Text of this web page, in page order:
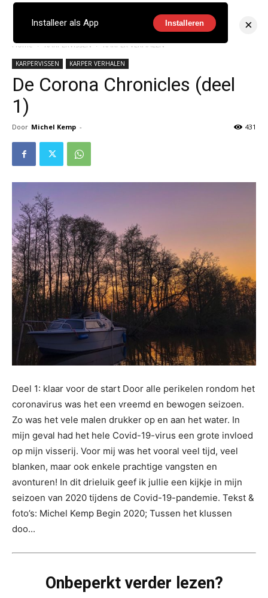
Home KARPERVISSEN KARPER VERHALEN
KARPERVISSEN KARPER VERHALEN
De Corona Chronicles (deel
1)
Door Michel Kemp - 431
Deel 1: klaar voor de start Door alle perikelen rondom het
coronavirus was het een vreemd en bewogen seizoen.
Zo was het vele malen drukker op en aan het water. In
mijn geval had het hele Covid-19-virus een grote invloed
op mijn visserij. Voor mij was het vooral veel tijd, veel
blanken, maar ook enkele prachtige vangsten en
avonturen! In dit drieluik geef ik jullie een kijkje in mijn
seizoen van 2020 tijdens de Covid-19-pandemie. Tekst &
foto’s: Michel Kemp Begin 2020; Tussen het klussen
doo...
Onbeperkt verder lezen?
Installeer als App Installeren ×